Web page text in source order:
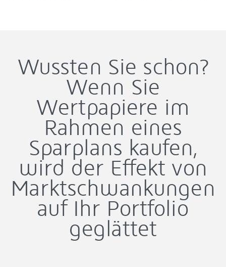
Wussten Sie schon?
Wenn Sie
Wertpapiere im
Rahmen eines
Sparplans kaufen,
wird der Effekt von
Marktschwankungen
auf Ihr Portfolio
geglättet